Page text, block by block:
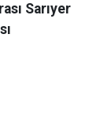
Sarıyer